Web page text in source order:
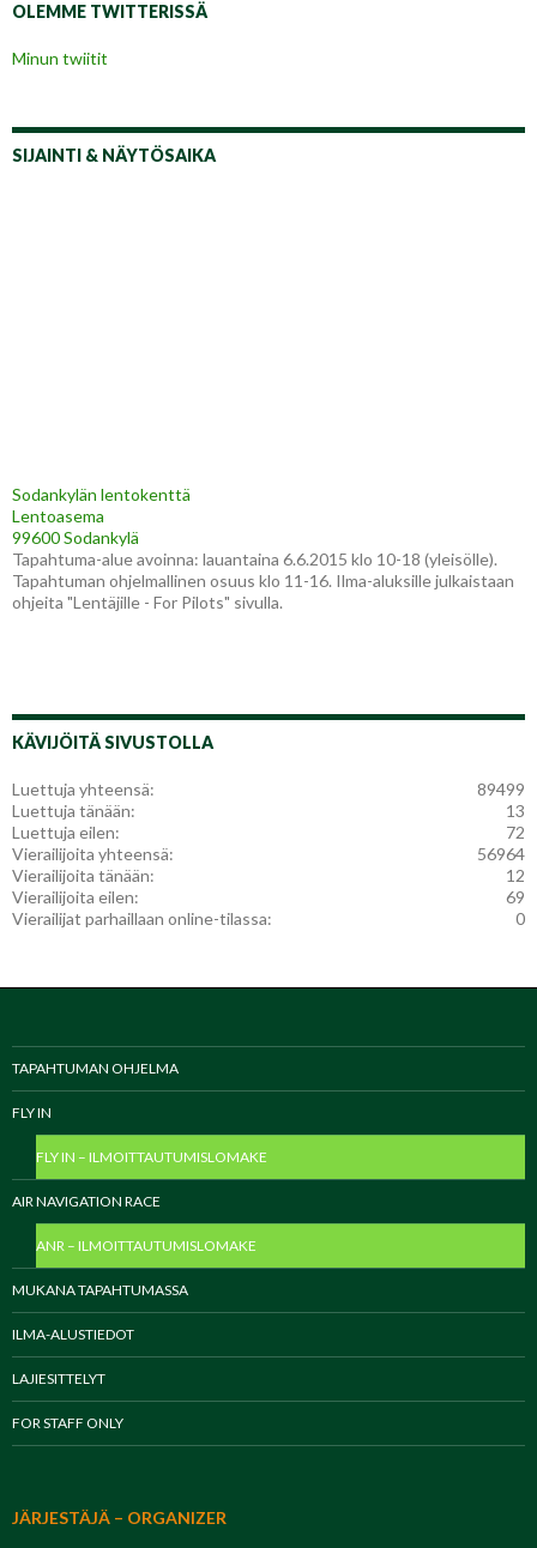
OLEMME TWITTERISSÄ
Minun twiitit
SIJAINTI & NÄYTÖSAIKA
Sodankylän lentokenttä
Lentoasema
99600 Sodankylä
Tapahtuma-alue avoinna: lauantaina 6.6.2015 klo 10-18 (yleisölle).
Tapahtuman ohjelmallinen osuus klo 11-16. Ilma-aluksille julkaistaan
ohjeita "Lentäjille - For Pilots" sivulla.
KÄVIJÖITÄ SIVUSTOLLA
89499
Luettuja yhteensä:
13
Luettuja tänään:
72
Luettuja eilen:
56964
Vierailijoita yhteensä:
12
Vierailijoita tänään:
69
Vierailijoita eilen:
0
Vierailijat parhaillaan online-tilassa:
TAPAHTUMAN OHJELMA
FLY IN
FLY IN – ILMOITTAUTUMISLOMAKE
AIR NAVIGATION RACE
ANR – ILMOITTAUTUMISLOMAKE
MUKANA TAPAHTUMASSA
ILMA-ALUSTIEDOT
LAJIESITTELYT
FOR STAFF ONLY
JÄRJESTÄJÄ – ORGANIZER